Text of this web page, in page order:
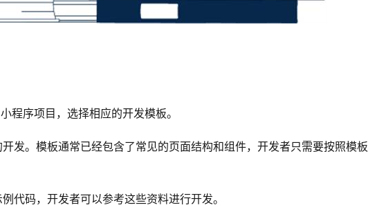
程序项目，选择相应的开发模板。
发。模板通常已经包含了常见的页面结构和组件，开发者只需要按照模
代码，开发者可以参考这些资料进行开发。